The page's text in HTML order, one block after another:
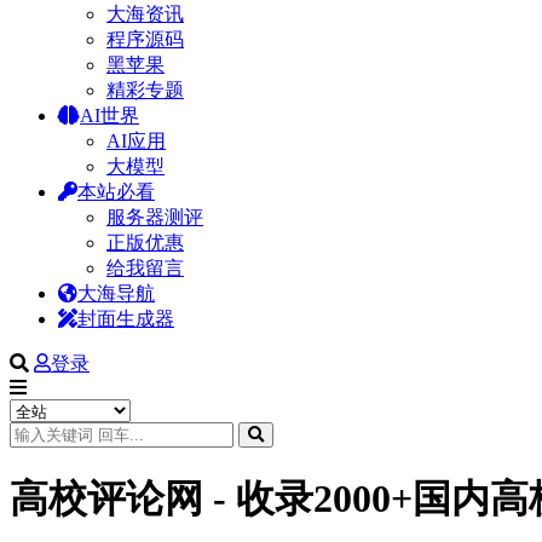
大海资讯
程序源码
黑苹果
精彩专题
AI世界
AI应用
大模型
本站必看
服务器测评
正版优惠
给我留言
大海导航
封面生成器
登录
高校评论网 - 收录2000+国内高